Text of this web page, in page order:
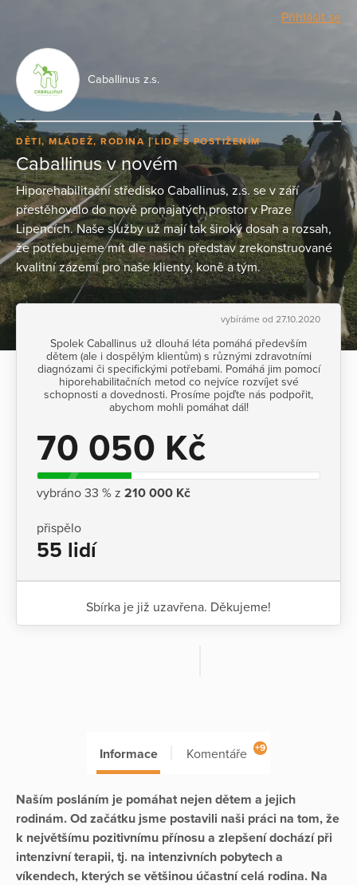
Přihlásit se
Caballinus z.s.
DĚTI, MLÁDEŽ, RODINA LIDÉ S POSTIŽENÍM
Caballinus v novém
Hiporehabilitační středisko Caballinus, z.s. se v září
přestěhovalo do nově pronajatých prostor v Praze
Lipencích. Naše služby už mají tak široký dosah a rozsah,
že potřebujeme mít dle našich představ zrekonstruované
kvalitní zázemí pro naše klienty, koně a tým.
vybíráme od 27.10.2020
Spolek Caballinus už dlouhá léta pomáhá především
dětem (ale i dospělým klientům) s různými zdravotními
diagnózami či specifickými potřebami. Pomáhá jim pomocí
hiporehabilitačních metod co nejvíce rozvíjet své
schopnosti a dovednosti. Prosíme pojďte nás podpořit,
abychom mohli pomáhat dál!
70 050 Kč
vybráno 33 % z 210 000 Kč
přispělo
55 lidí
Sbírka je již uzavřena. Děkujeme!
Informace Komentáře +9
Naším posláním je pomáhat nejen dětem a jejich
rodinám. Od začátku jsme postavili naši práci na tom, že
k největšímu pozitivnímu přínosu a zlepšení dochází při
intenzivní terapii, tj. na intenzivních pobytech a
víkendech, kterých se většinou účastní celá rodina. Na